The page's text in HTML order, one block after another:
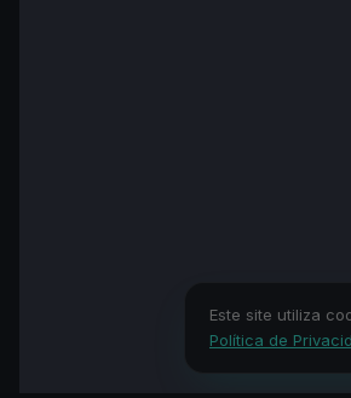
Este site utiliza
Política de